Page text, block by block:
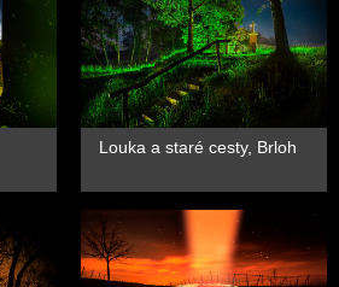
Louka a staré cesty, Brloh